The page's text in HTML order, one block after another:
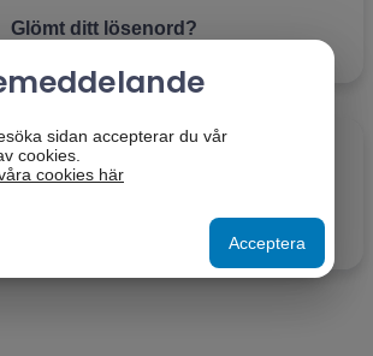
Glömt ditt lösenord?
sidan accepterar du vår
cookies.
cookies här
Acceptera